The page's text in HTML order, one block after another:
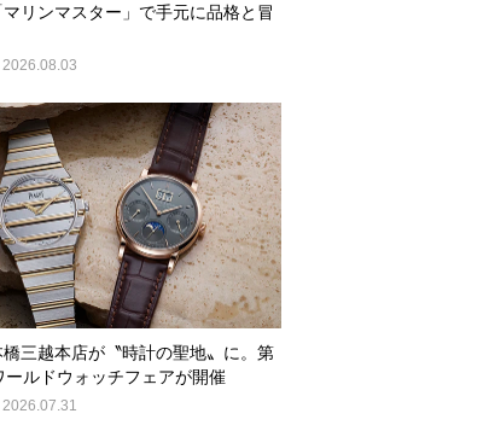
リンマスター」で手元に品格と冒
2026.08.03
三越本店が〝時計の聖地〟に。第
ールドウォッチフェアが開催
2026.07.31